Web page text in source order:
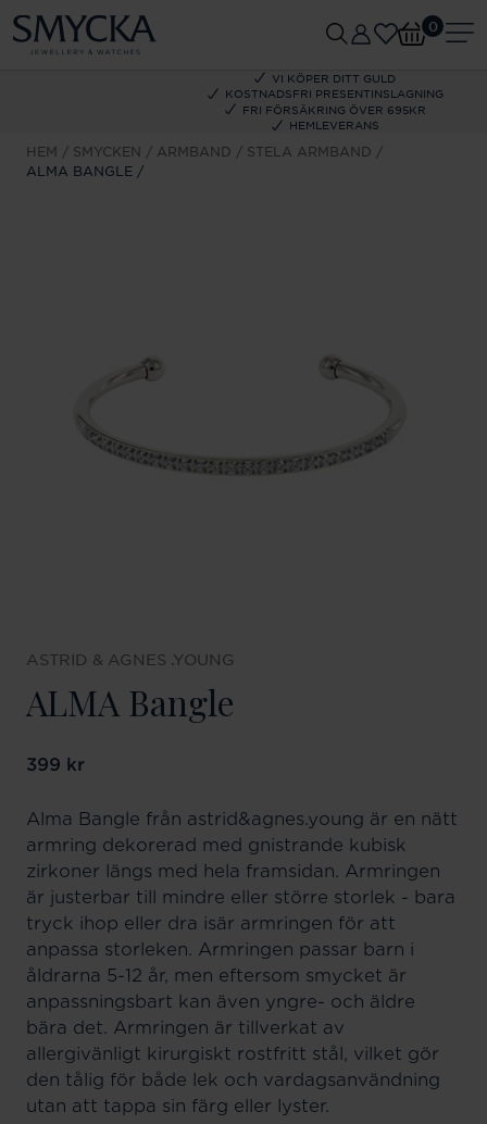
VI KÖPER DITT GULD
KOSTNADSFRI PRESENTINSLAGNING
FRI FÖRSÄKRING ÖVER 695KR
HEMLEVERANS
0
HEM SMYCKEN ARMBAND
STELA ARMBAND
ALMA BANGLE
ASTRID & AGNES .YOUNG
ALMA Bangle
Pris :399 kr
399 kr
Alma Bangle från astrid&agnes.young är en nätt
armring dekorerad med gnistrande kubisk
zirkoner längs med hela framsidan. Armringen
är justerbar till mindre eller större storlek - bara
tryck ihop eller dra isär armringen för att
anpassa storleken. Armringen passar barn i
åldrarna 5-12 år, men eftersom smycket är
anpassningsbart kan även yngre- och äldre
bära det. Armringen är tillverkat av
allergivänligt kirurgiskt rostfritt stål, vilket gör
den tålig för både lek och vardagsanvändning
utan att tappa sin färg eller lyster.